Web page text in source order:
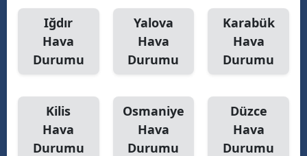
Iğdır
Hava
Durumu
Yalova
Hava
Durumu
Karabük
Hava
Durumu
Kilis
Hava
Durumu
Osmaniye
Hava
Durumu
Düzce
Hava
Durumu